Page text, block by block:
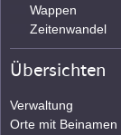
Wappen
Zeitenwandel
Übersichten
Verwaltung
Orte mit Beinamen